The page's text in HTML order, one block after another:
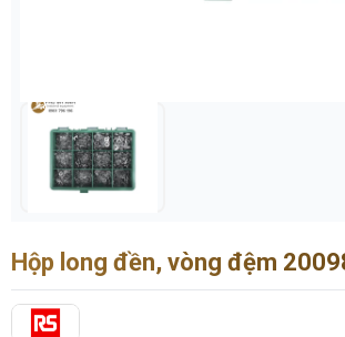
Hộp long đền, vòng đệm